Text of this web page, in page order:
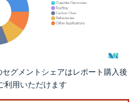
再利用にはCC BY 4.0の表示が必要です。
グメントシェアはレポート購入後
利用いただけます